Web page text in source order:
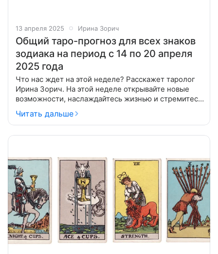
13 апреля 2025 Ирина Зорич
Общий таро-прогноз для всех знаков
зодиака на период с 14 по 20 апреля
2025 года
Что нас ждет на этой неделе? Расскажет таролог
Ирина Зорич. На этой неделе открывайте новые
возможности, наслаждайтесь жизнью и стремитесь
дела и сосредотачиваясь на
Читать дальше